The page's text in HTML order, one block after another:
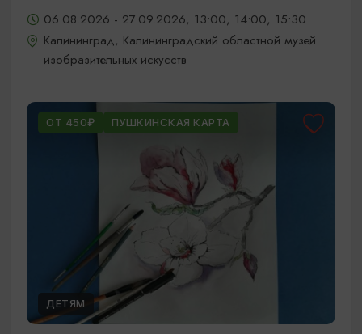
06.08.2026 - 27.09.2026, 13:00, 14:00, 15:30
Калининград, Калининградский областной музей
изобразительных искусств
ОТ 450₽ ПУШКИНСКАЯ КАРТА
ДЕТЯМ